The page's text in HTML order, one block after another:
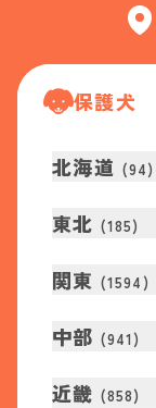
保護犬
北海道 (94)
東北 (185)
関東 (1594 )
中部 (941 )
近畿 (858)